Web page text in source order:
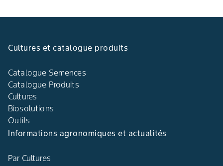
Cultures et catalogue produits
Catalogue Semences
Catalogue Produits
Cultures
Biosolutions
Outils
Informations agronomiques et actualités
Par Cultures